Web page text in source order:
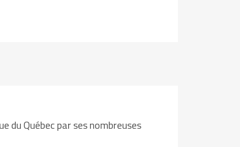
du Québec par ses nombreuses